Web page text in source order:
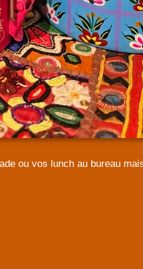
ou vos lunch au bureau